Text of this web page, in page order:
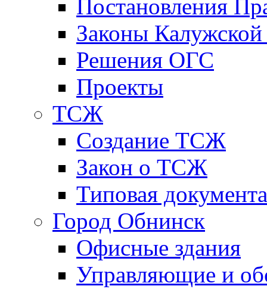
Постановления
Законы Калужской
Решения ОГС
Проекты
ТСЖ
Создание ТСЖ
Закон о ТСЖ
Типовая
Город Обнинск
Офисные здания
Управляющие и